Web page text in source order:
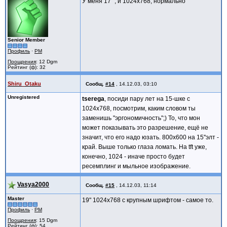
Senior Member
Профиль · PM
Поощрения: 12 Dgm
Рейтинг (ф): 32
Shiru_Otaku Сообщ. #14 14.12.03, 03:10
Unregistered tserega, посиди пару лет на 15-шке с
1024х768, посмотрим, каким словом ты
заменишь "эргономичность";) То, что мон
может показывать это разрешение, ещё не
значит, что его надо юзать. 800х600 на 15''элт -
край. Выше только глаза ломать. На tft уже,
конечно, 1024 - иначе просто будет
ресемплинг и мыльное изображение.
Vasya2000 Сообщ. #15 14.12.03, 11:14
Master
Профиль · PM
Поощрения: 15 Dgm
Рейтинг (ф): 54
19" 1024х768 с крупным шрифтом - самое то.